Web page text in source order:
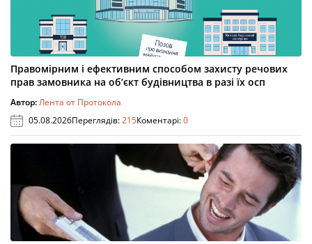
Правомірним і ефективним способом захисту речових
прав замовника на об’єкт будівництва в разі їх осп
Автор:Лента от Протокола
05.08.2026Переглядів:215Коментарі:0